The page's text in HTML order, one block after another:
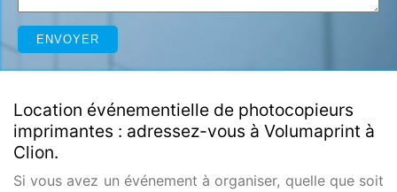
Location événementielle de photocopieurs
imprimantes : adressez-vous à Volumaprint à
Clion.
Si vous avez un événement à organiser, quelle que soit